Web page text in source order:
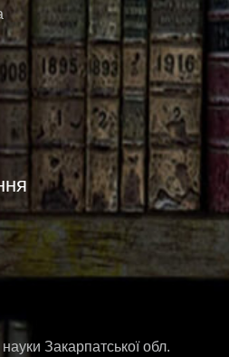
Закарпатської обл.